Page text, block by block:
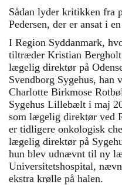
Sådan lyder kritikken fra
Pedersen, der er ansat i
I Region Syddanmark,
tiltræder Kristian
lægelig direktør på
Svendborg Sygehus,
Charlotte Birkmose
Sygehus Lillebælt i maj
som lægelig direktør ved
er tidligere onkologisk
lægelig direktør på
hun blev udnævnt til ny
Universitetshospital,
ekstra krølle på halen.